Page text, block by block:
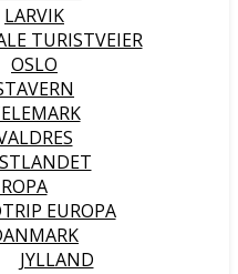
LARVIK
TURISTVEIER
OSLO
EUROPA
JYLLAND